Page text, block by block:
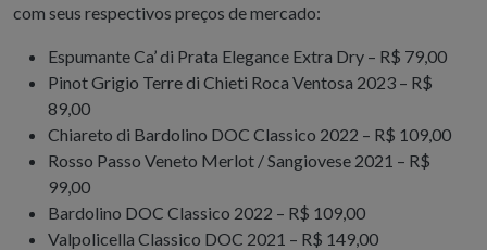
com seus respectivos preços de mercado:
Espumante Ca’ di Prata Elegance Extra Dry – R$ 79,00
Pinot Grigio Terre di Chieti Roca Ventosa 2023 – R$
89,00
Chiareto di Bardolino DOC Classico 2022 – R$ 109,00
Rosso Passo Veneto Merlot / Sangiovese 2021 – R$
99,00
Bardolino DOC Classico 2022 – R$ 109,00
Valpolicella Classico DOC 2021 – R$ 149,00